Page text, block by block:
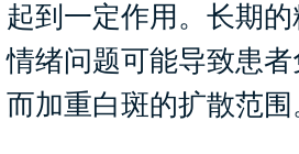
起到一定作用。长期
情绪问题可能导致患
而加重白斑的扩散范围